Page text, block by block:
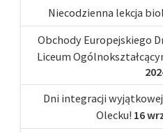
Niecodzienna lekcja
Obchody Europejskiego
Liceum
Dni integracji
Olecku! 16